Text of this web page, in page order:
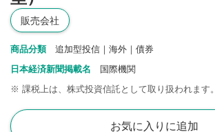
販売会社
商品分類
追加型投信｜海外｜債券
日本経済新聞掲載名
国際機関
※ 課税上は、株式投資信託として取り扱われます。
お気に入りに追加